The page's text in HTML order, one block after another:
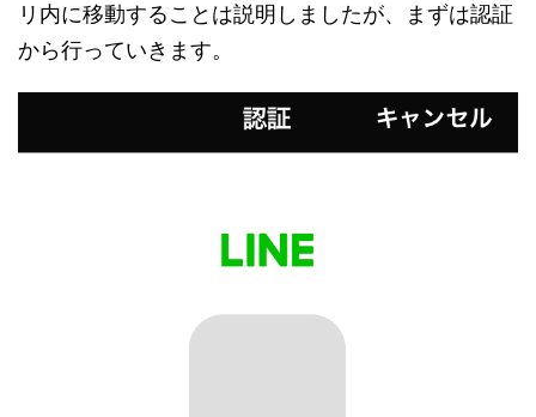
リ内に移動することは説明しましたが、まずは認証
から行っていきます。